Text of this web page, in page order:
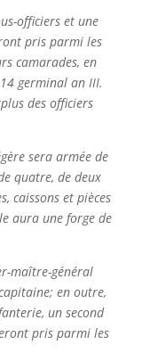
officiers et une
pris parmi les
camarades, en
germinal an III.
des officiers
sera armée de
quatre, de deux
caissons et pièces
aura une forge de
maître-général
en outre,
un second
pris parmi les